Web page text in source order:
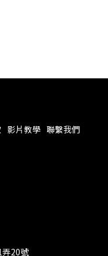
影片教學 聯繫我們
弄20號